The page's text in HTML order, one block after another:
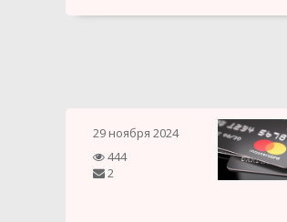
29 ноября 2024
444
2